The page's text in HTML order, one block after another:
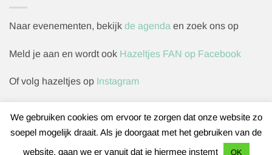
Naar evenementen, bekijk de agenda en zoek ons op
Meld je aan en wordt ook Hazeltjes FAN op Facebook
Of volg hazeltjes op Instagram
Herroepingsverzoek indienen
We gebruiken cookies om ervoor te zorgen dat onze website zo
soepel mogelijk draait. Als je doorgaat met het gebruiken van de
website, gaan we er vanuit dat je hiermee instemt
OK